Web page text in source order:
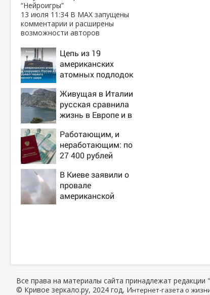
“Нейроигры”
13 июля 11:34 В МАХ запущены
комментарии и расширены
возможности авторов
Цепь из 19
американских
атомных подлодок
и Китай: это
инструмент первого
массированного
Живущая в Италии
русская сравнила
жизнь в Европе и в
Работающим, и
неработающим: по
27 400 рублей
в сентябре -
PrimaMedia.ru
В Киеве заявили о
провале
американской
Все права на материалы сайта принадлежат редакции
© Кривое зеркало.ру, 2024 год, Интернет-газета о